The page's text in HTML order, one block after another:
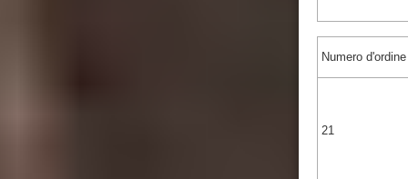
Numero d'ordine
21